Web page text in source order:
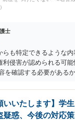
士
らも特定できるような
利侵害が認められる可
を確認する必要がある
いいたします】学
疑惑、今後の対応策